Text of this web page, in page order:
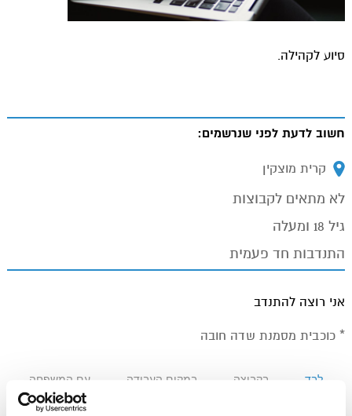
סיוע לקהילה.
חשוב לדעת לפני שנרשמים:
מיקום:
קרית מוצקין
לא מתאים לקבוצות
גיל 18 ומעלה
התנדבות חד פעמית
אני רוצה להתנדב
* כוכבית מסמנת שדה חובה
לבד בקבוצה במקום העבודה עם המשפחה